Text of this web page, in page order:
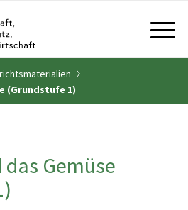
(Grundstufe 1)
Gemüse